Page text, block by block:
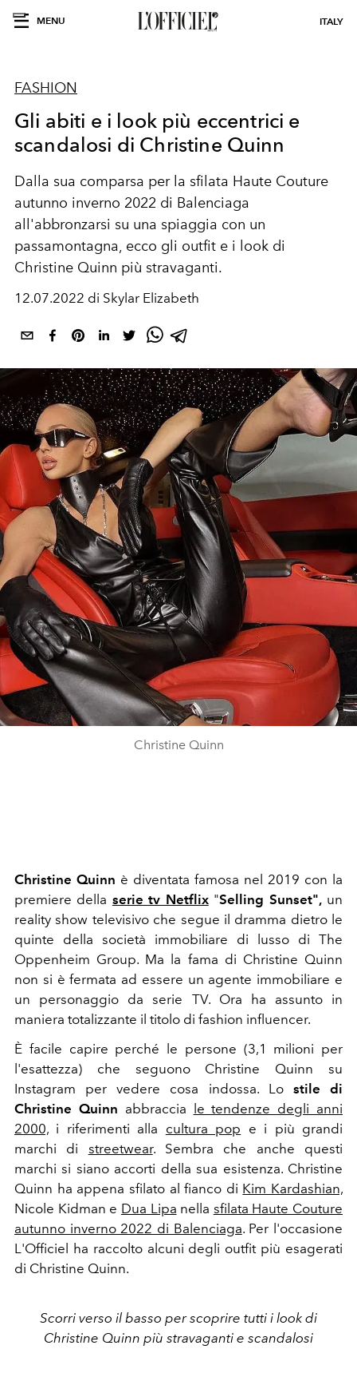
MENU ITALY
FASHION
Gli abiti e i look più eccentrici e
scandalosi di Christine Quinn
Dalla sua comparsa per la sfilata Haute Couture
autunno inverno 2022 di Balenciaga
all'abbronzarsi su una spiaggia con un
passamontagna, ecco gli outfit e i look di
Christine Quinn più stravaganti.
12.07.2022 di Skylar Elizabeth
Christine Quinn
Christine Quinn è diventata famosa nel 2019 con la
premiere della serie tv Netflix"Selling Sunset",un
reality show televisivo che segue il dramma dietro le
quinte della società immobiliare di lusso di The
Oppenheim Group. Ma la fama di Christine Quinn
non si è fermata ad essere un agente immobiliare e
un personaggio da serie TV. Ora ha assunto in
maniera totalizzante il titolo di fashion influencer.
È facile capire perché le persone (3,1 milioni per
l'esattezza) che seguono Christine Quinn su
Instagram per vedere cosa indossa. Lostile di
Christine Quinn abbraccia
le tendenze degli anni
2000, i riferimenti alla cultura pop e i più grandi
marchi di streetwear. Sembra che anche questi
marchi si siano accorti della sua esistenza. Christine
Quinn ha appena sfilato al fianco di Kim Kardashian,
Nicole Kidman e Dua Lipa nella sfilata Haute Couture
autunno inverno 2022 di Balenciaga. Per l'occasione
L'Officiel ha raccolto alcuni degli outfit più esagerati
di Christine Quinn.
Scorri verso il basso per scoprire tutti i look di
Christine Quinn più stravaganti e scandalosi